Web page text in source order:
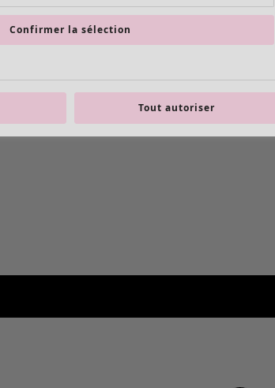
Confirmer la sélection
Tout autoriser